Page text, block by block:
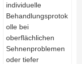
individuelle
Behandlungsprotok
olle bei
oberflächlichen
Sehnenproblemen
oder tiefer